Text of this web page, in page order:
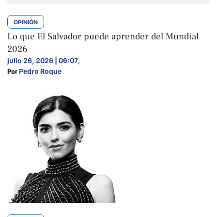
OPINIÓN
Lo que El Salvador puede aprender del Mundial
2026
julio 26, 2026 | 06:07,
Por Pedro Roque